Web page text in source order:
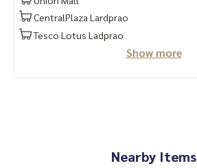
CentralPlaza Lardprao
Tesco Lotus Ladprao
Show more
Nearby Items